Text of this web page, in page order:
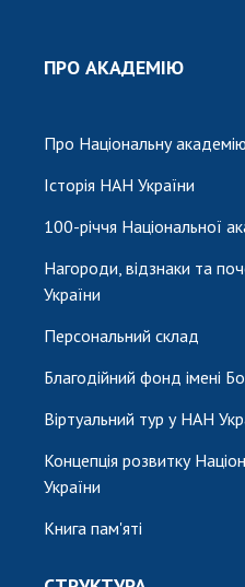
ПРО АКАДЕМІЮ
Про Національну
Історія НАН України
100-річчя Національної
Нагороди, відзнаки та
України
Персональний склад
Благодійний фонд імені
Віртуальний тур у НАН
Концепція розвитку
України
Книга пам'яті